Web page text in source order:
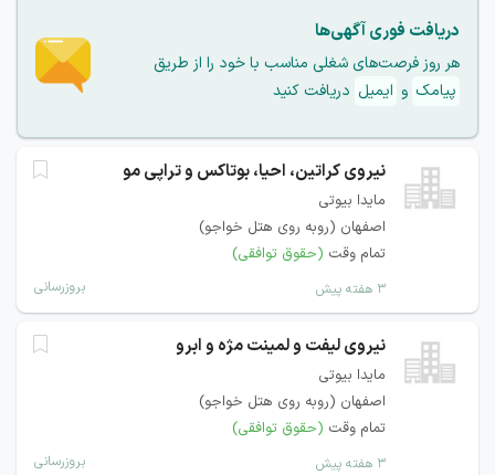
دریافت فوری آگهی‌ها
هر روز فرصت‌های شغلی مناسب با خود را از طریق
پیامک و ایمیل دریافت کنید
نیروی کراتین، احیا، بوتاکس و تراپی مو
مایدا بیوتی
اصفهان (روبه روی هتل خواجو)
تمام وقت (حقوق توافقی)
۳ هفته پیش بروزرسانی
نیروی لیفت و لمینت مژه و ابرو
مایدا بیوتی
اصفهان (روبه روی هتل خواجو)
تمام وقت (حقوق توافقی)
۳ هفته پیش بروزرسانی